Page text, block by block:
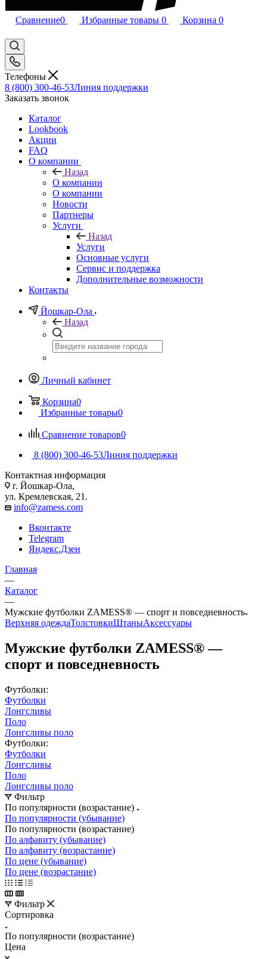
Сравнение0 Избранные товары 0 Корзина 0
Телефоны
8 (800) 300-46-53Линия поддержки
Заказать звонок
Каталог
Lookbook
Акции
FAQ
О компании
Назад
О компании
О компании
Новости
Партнеры
Услуги
Назад
Услуги
Основные услуги
Сервис и поддержка
Дополнительные возможности
Контакты
Йошкар-Ола
Назад
Личный кабинет
Корзина0
Избранные товары0
Сравнение товаров0
8 (800) 300-46-53Линия поддержки
Контактная информация
г. Йошкар-Ола,
ул. Кремлевская, 21.
info@zamess.com
Вконтакте
Telegram
Яндекс.Дзен
Главная
—
Каталог
—
Мужские футболки ZAMESS® — спорт и повседневность
Верхняя одеждаТолстовкиШтаныАксессуары
Мужские футболки ZAMESS® —
спорт и повседневность
Футболки:
Футболки
Лонгсливы
Поло
Лонгсливы поло
Футболки:
Футболки
Лонгсливы
Поло
Лонгсливы поло
Фильтр
По популярности (возрастание)
По популярности (убывание)
По популярности (возрастание)
По алфавиту (убывание)
По алфавиту (возрастание)
По цене (убывание)
По цене (возрастание)
Фильтр
Сортировка
По популярности (возрастание)
Цена